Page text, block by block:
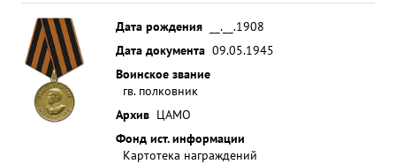
Дата рождения
__.__.1908
Дата документа 09.05.1945
Воинское звание
гв. полковник
Архив ЦАМО
Фонд ист. информации
Картотека награждений